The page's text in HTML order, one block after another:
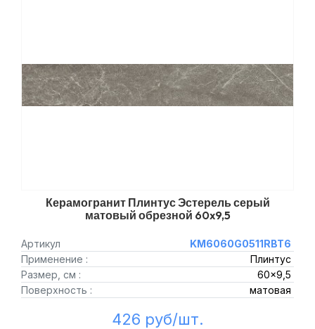
Керамогранит Плинтус Эстерель серый
матовый обрезной 60x9,5
Артикул
KM6060G0511RBT6
Применение :
Плинтус
Размер, см :
60x9,5
Поверхность :
матовая
426 руб/шт.